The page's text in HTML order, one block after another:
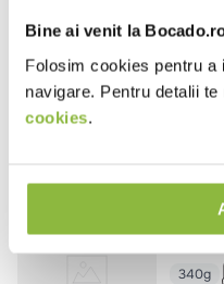
Bine ai venit la
Folosim cookies pentru a
navigare. Pentru detalii
cookies.
P2448
Pere
2.6kg
340g